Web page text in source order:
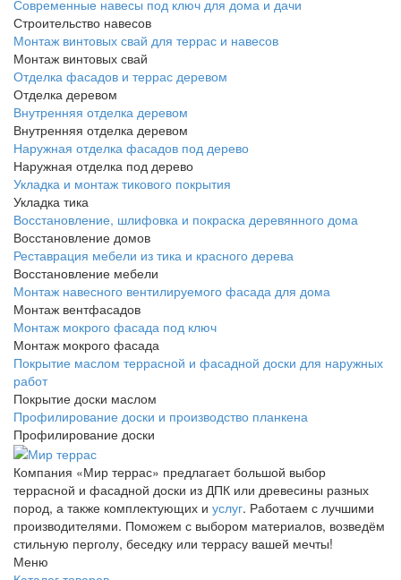
Современные навесы под ключ для дома и дачи
Строительство навесов
Монтаж винтовых свай для террас и навесов
Монтаж винтовых свай
Отделка фасадов и террас деревом
Отделка деревом
Внутренняя отделка деревом
Внутренняя отделка деревом
Наружная отделка фасадов под дерево
Наружная отделка под дерево
Укладка и монтаж тикового покрытия
Укладка тика
Восстановление, шлифовка и покраска деревянного дома
Восстановление домов
Реставрация мебели из тика и красного дерева
Восстановление мебели
Монтаж навесного вентилируемого фасада для дома
Монтаж вентфасадов
Монтаж мокрого фасада под ключ
Монтаж мокрого фасада
Покрытие маслом террасной и фасадной доски для наружных
работ
Покрытие доски маслом
Профилирование доски и производство планкена
Профилирование доски
Компания «Мир террас» предлагает большой выбор
террасной и фасадной доски из ДПК или древесины разных
пород, а также комплектующих и услуг. Работаем с лучшими
производителями. Поможем с выбором материалов, возведём
стильную перголу, беседку или террасу вашей мечты!
Меню